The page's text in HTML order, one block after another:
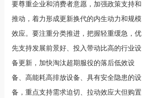
要尊重企业和消费者意愿，加强政策支持和
推动，着力形成更新换代的内生动力和规模
效应。要注重分类推进，把握轻重缓急，优
先支持发展前景好、投入带动比高的行业设
备更新，加快淘汰超期服役的落后低效设
备、高能耗高排放设备、具有安全隐患的设
备，重点支持需求迫切、拉动效应大但购置